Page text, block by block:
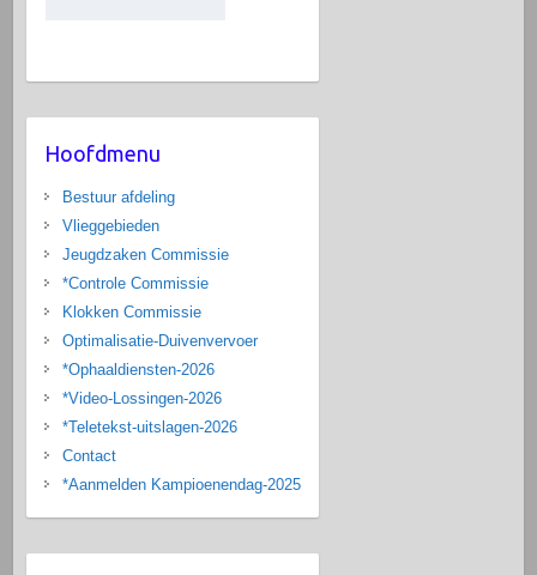
Hoofdmenu
Bestuur afdeling
Vlieggebieden
Jeugdzaken Commissie
*Controle Commissie
Klokken Commissie
Optimalisatie-Duivenvervoer
*Ophaaldiensten-2026
*Video-Lossingen-2026
*Teletekst-uitslagen-2026
Contact
*Aanmelden Kampioenendag-2025